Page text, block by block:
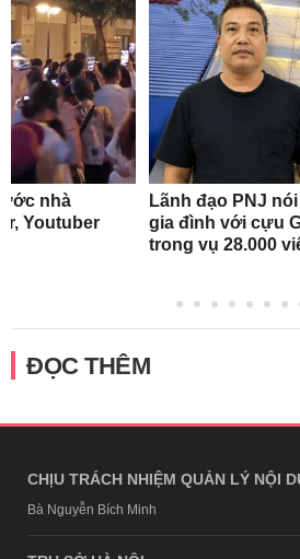
nhà
Youtuber
Lãnh đạo PNJ
gia đình với cựu
trong vụ 28.000
ĐỌC THÊM
CHỊU TRÁCH NHIỆM QUẢN LÝ NỘI
Bà Nguyễn Bích Minh